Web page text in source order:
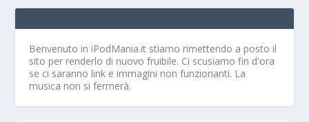
Benvenuto in iPodMania.it stiamo rimettendo a posto il
sito per renderlo di nuovo fruibile. Ci scusiamo fin d'ora
se ci saranno link e immagini non funzionanti. La
musica non si fermerà.